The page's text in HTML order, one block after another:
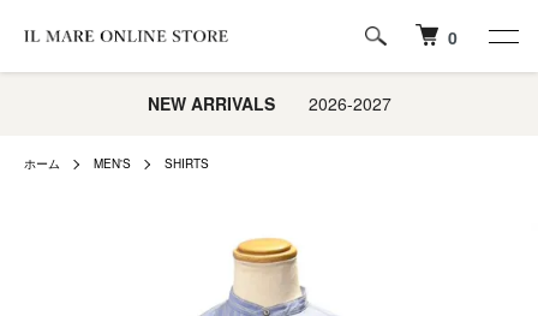
0
NEW ARRIVALS2026-2027
ホーム MEN'S SHIRTS